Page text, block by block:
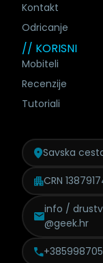
Kontakt
Odricanje
// KORISNI
Mobiteli
Recenzije
Tutoriali
Savska
CRN
info /
@geek.hr